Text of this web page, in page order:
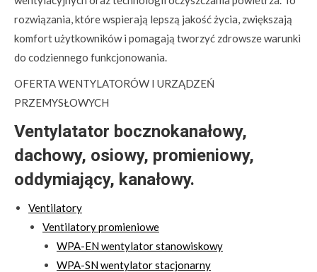
rozwiązania, które wspierają lepszą jakość życia, zwiększają
komfort użytkowników i pomagają tworzyć zdrowsze warunki
do codziennego funkcjonowania.
OFERTA WENTYLATORÓW I URZĄDZEŃ
PRZEMYSŁOWYCH
Ventylatator bocznokanałowy,
dachowy, osiowy, promieniowy,
oddymiający, kanałowy.
Ventilatory
Ventilatory promieniowe
WPA-EN wentylator stanowiskowy
WPA-SN wentylator stacjonarny